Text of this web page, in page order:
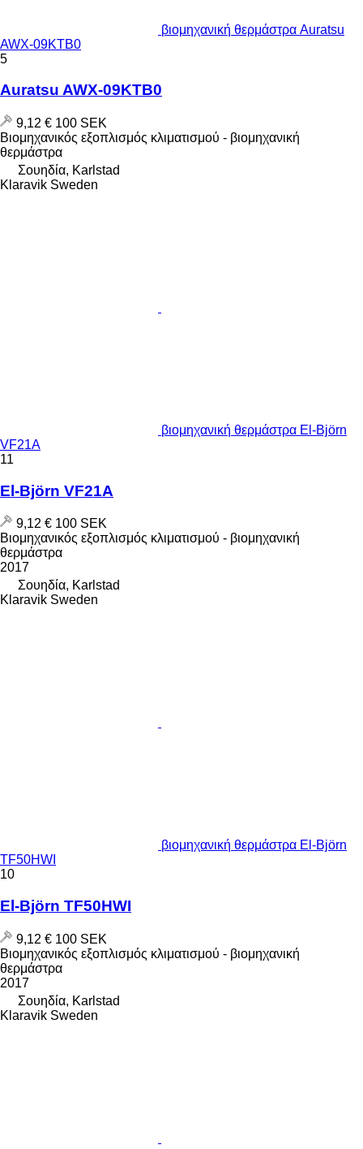
βιομηχανική θερμάστρα Auratsu
AWX-09KTB0
5
Auratsu AWX-09KTB0
9,12 € 100 SEK
Βιομηχανικός εξοπλισμός κλιματισμού - βιομηχανική
θερμάστρα
Σουηδία, Karlstad
Klaravik Sweden
βιομηχανική θερμάστρα El-Björn
VF21A
11
El-Björn VF21A
9,12 € 100 SEK
Βιομηχανικός εξοπλισμός κλιματισμού - βιομηχανική
θερμάστρα
2017
Σουηδία, Karlstad
Klaravik Sweden
βιομηχανική θερμάστρα El-Björn
TF50HWI
10
El-Björn TF50HWI
9,12 € 100 SEK
Βιομηχανικός εξοπλισμός κλιματισμού - βιομηχανική
θερμάστρα
2017
Σουηδία, Karlstad
Klaravik Sweden